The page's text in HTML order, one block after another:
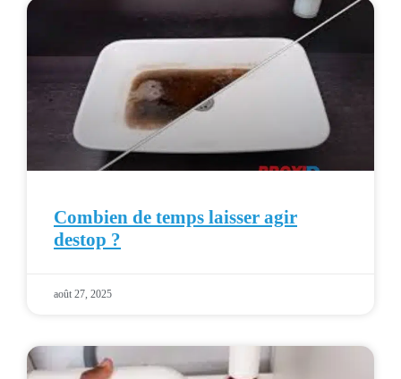
Combien de temps laisser agir
destop ?
août 27, 2025